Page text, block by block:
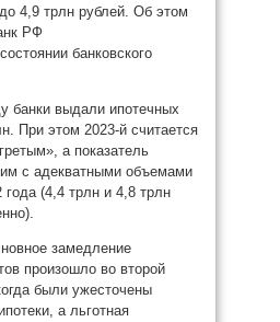
4,9 трлн рублей. Об этом
РФ
банковского
банки выдали ипотечных
При этом 2023-й считается
а показатель
с адекватными объемами
(4,4 трлн и 4,8 трлн
замедление
произошло во второй
были ужесточены
а льготная